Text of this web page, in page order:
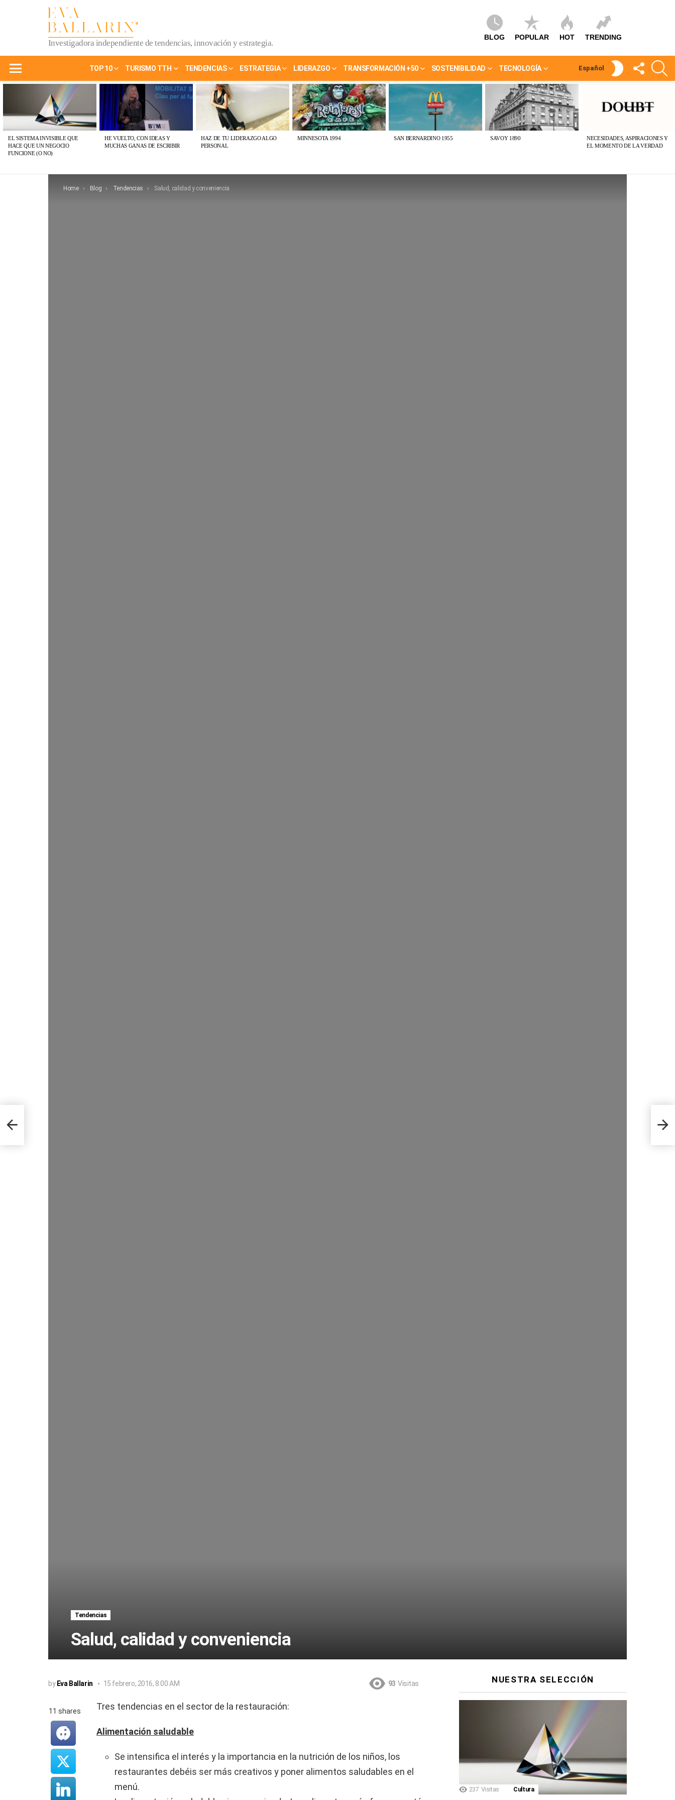
Investigadora independiente de tendencias, innovación y estrategia.
BLOG POPULAR HOT TRENDING
TOP 10 TURISMO TTH TENDENCIAS ESTRATEGIA LIDERAZGO TRANSFORMACIÓN +50 SOSTENIBILIDAD TECNOLOGÍA Español
SKIN
SÍGUEME
PUBLICACIONES
EL SISTEMA INVISIBLE QUE
HACE QUE UN NEGOCIO
FUNCIONE (O NO)
HE VUELTO, CON IDEAS Y
MUCHAS GANAS DE ESCRIBIR
HAZ DE TU LIDERAZGO ALGO
PERSONAL
MINNESOTA 1994 SAN BERNARDINO 1955 SAVOY 1890
NECESIDADES, ASPIRACIONES Y
EL MOMENTO DE LA VERDAD
You are here:
Home Blog Tendencias Salud, calidad y conveniencia
Tendencias
Salud, calidad y conveniencia
by Eva Ballarin 15 febrero, 2016, 8:00 AM 93 Visitas
Tres tendencias en el sector de la restauración:
Alimentación saludable
Se intensifica el interés y la importancia en la nutrición de los niños, los
restaurantes debéis ser más creativos y poner alimentos saludables en el
menú.
11 shares
NUESTRA SELECCIÓN
237 Visitas Cultura